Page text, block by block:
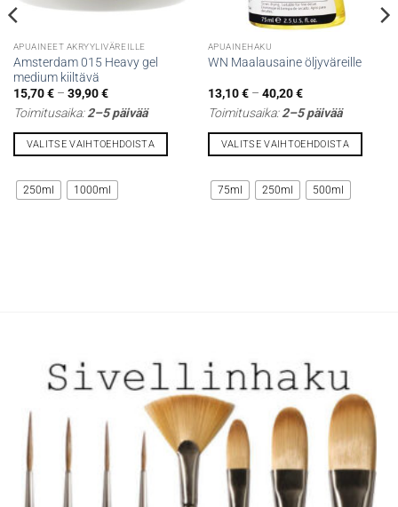
APUAINEET AKRYYLIVÄREILLE
Amsterdam 015 Heavy gel
medium kiiltävä
15,70€ – 39,90€Hintaluokka:
-
Toimitusaika:2–5 päivää
VALITSE VAIHTOEHDOISTA
tuotteella
on
250ml 1000ml
APUAINEHAKU
WN Maalausaine öljyväreille
13,10€ – 40,20€Hintaluokka:
-
Toimitusaika:2–5 päivää
VALITSE VAIHTOEHDOISTA
tuotteella
on
75ml 250ml 500ml